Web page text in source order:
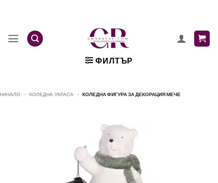
content
ФИЛТЪР
НАЧАЛО - КОЛЕДНА УКРАСА - КОЛЕДНА ФИГУРА ЗА ДЕКОРАЦИЯ МЕЧЕ